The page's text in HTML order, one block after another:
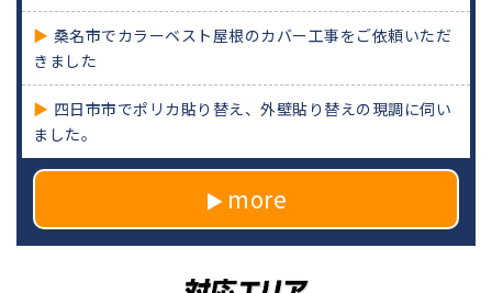
桑名市でカラーベスト屋根のカバー工事をご依頼いただ
きました
四日市市でポリカ貼り替え、外壁貼り替えの現調に伺い
ました。
more